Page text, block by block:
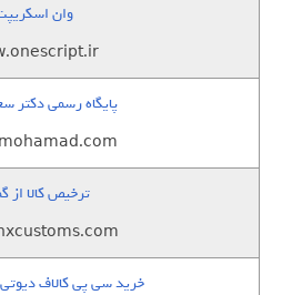
وان
پایگاه رسمی دکتر
ترخیص کالا از
خرید سی پی کالاف دیوتی